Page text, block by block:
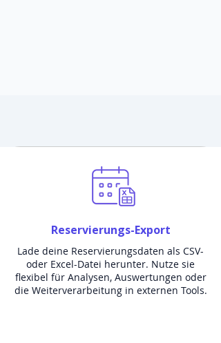
Reservierungs-Export
Lade deine Reservierungsdaten als CSV-
oder Excel-Datei herunter. Nutze sie
flexibel für Analysen, Auswertungen oder
die Weiterverarbeitung in externen Tools.